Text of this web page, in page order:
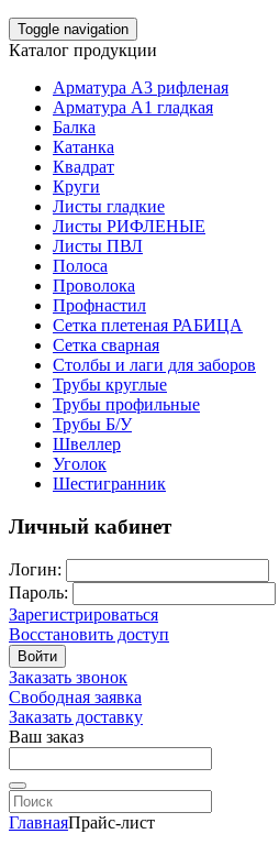
Toggle navigation
Каталог продукции
Арматура А3 рифленая
Арматура А1 гладкая
Балка
Катанка
Квадрат
Круги
Листы гладкие
Листы РИФЛЕНЫЕ
Листы ПВЛ
Полоса
Проволока
Профнастил
Сетка плетеная РАБИЦА
Сетка сварная
Столбы и лаги для заборов
Трубы круглые
Трубы профильные
Трубы Б/У
Швеллер
Уголок
Шестигранник
Личный кабинет
Логин:
Пароль:
Зарегистрироваться
Восстановить доступ
Войти
Заказать звонок
Свободная заявка
Заказать доставку
Ваш заказ
ГлавнаяПрайс-лист